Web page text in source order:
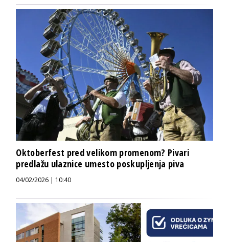
Oktoberfest pred velikom promenom? Pivari
predlažu ulaznice umesto poskupljenja piva
04/02/2026 | 10:40